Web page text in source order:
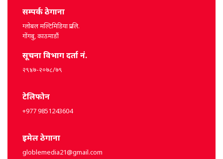
सम्पर्क ठेगाना
ग्लोबल मल्टिमिडिया प्रा.लि.
गोंगबु, काठमाडौं
सूचना विभाग दर्ता नं.
२९४७-२०७८/७९
टेलिफोन
+977 9851243604
इमेल ठेगाना
globlemedia21@gmail.com